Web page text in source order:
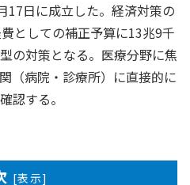
17日に成立した。経済対策の
としての補正予算に13兆9千
の対策となる。医療分野に焦
（病院・診療所）に直接的に
認する。
[表示]